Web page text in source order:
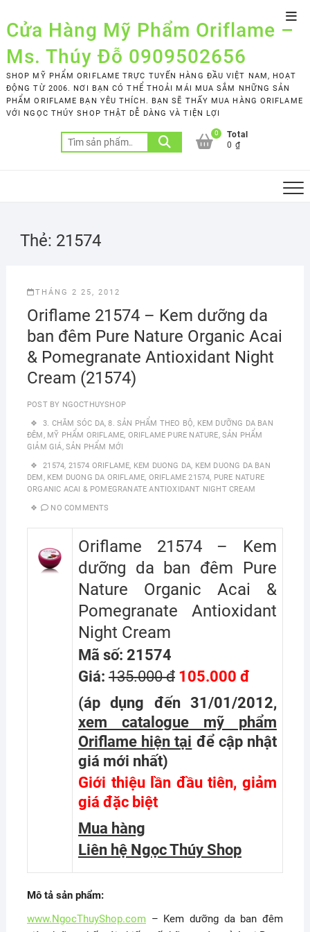
to
content
Cửa Hàng Mỹ Phẩm Oriflame –
Ms. Thúy Đỗ 0909502656
SHOP MỸ PHẨM ORIFLAME TRỰC TUYẾN HÀNG ĐẦU VIỆT NAM, HOẠT
ĐỘNG TỪ 2006. NƠI BẠN CÓ THỂ THOẢI MÁI MUA SẮM NHỮNG SẢN
PHẨM ORIFLAME BẠN YÊU THÍCH. BẠN SẼ THẤY MUA HÀNG ORIFLAME
VỚI NGỌC THÚY SHOP THẬT DỄ DÀNG VÀ TIỆN LỢI
Tìm
kiếm:
0
Total
0 ₫
Thẻ: 21574
THÁNG 2 25, 2012
Oriflame 21574 – Kem dưỡng da
ban đêm Pure Nature Organic Acai
& Pomegranate Antioxidant Night
Cream (21574)
POST BY NGOCTHUYSHOP
3. CHĂM SÓC DA,8. SẢN PHẨM THEO BỘ, KEM DƯỠNG DA BAN
ĐÊM, MỸ PHẨM ORIFLAME, ORIFLAME PURE NATURE, SẢN PHẨM
GIẢM GIÁ, SẢN PHẨM MỚI
21574, 21574 ORIFLAME, KEM DUONG DA, KEM DUONG DA BAN
DEM, KEM DUONG DA ORIFLAME, ORIFLAME 21574, PURE NATURE
ORGANIC ACAI & POMEGRANATE ANTIOXIDANT NIGHT CREAM
NO COMMENTS
Oriflame 21574 – Kem
dưỡng da ban đêm Pure
Nature Organic Acai &
Pomegranate Antioxidant
Night Cream
Mã số: 21574
Giá: 135.000 đ105.000 đ
(áp dụng đến 31/01/2012,
xem catalogue mỹ phẩm
Oriflame hiện tại để cập nhật
giá mới nhất)
Giới thiệu lần đầu tiên, giảm
giá đặc biệt
Mua hàng
Liên hệ Ngọc Thúy Shop
Mô tả sản phẩm:
www.NgocThuyShop.com– Kem dưỡng da ban đêm